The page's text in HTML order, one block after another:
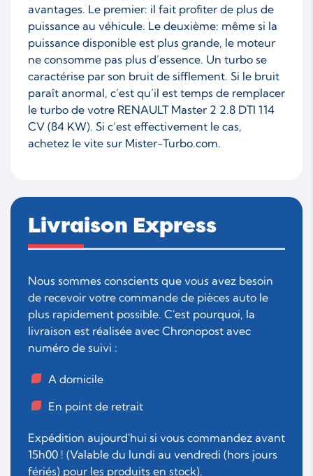
avantages. Le premier: il fait profiter de plus de
puissance au véhicule. Le deuxième: même si la
puissance disponible est plus grande, le moteur
ne consomme pas plus d’essence. Un turbo se
caractérise par son bruit de sifflement. Si le bruit
paraît anormal, c’est qu’il est temps de remplacer
le turbo de votre RENAULT Master 2 2.8 DTI 114
CV (84 KW). Si c’est effectivement le cas,
achetez le vite sur Mister-Turbo.com.
Livraison Express
Nous sommes conscients que vous avez besoin
de recevoir votre commande de pièces auto le
plus rapidement possible. C'est pourquoi, la
livraison est réalisée avec Chronopost avec
numéro de suivi :
A domicile
En point de retrait
Expédition aujourd'hui si vous commandez avant
15h00 ! (Valable du lundi au vendredi (hors jours
fériés) pour les produits en stock).